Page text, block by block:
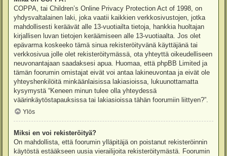
COPPA, tai Children’s Online Privacy Protection Act of 1998, on
yhdysvaltalainen laki, joka vaatii kaikkien verkkosivustojen, jotka
mahdollisesti keräävät alle 13-vuotiailta tietoja, hankkia huoltajan
kirjallisen luvan tietojen keräämiseen alle 13-vuotiaalta. Jos olet
epävarma koskeeko tämä sinua rekisteröityvänä käyttäjänä tai
verkkosivua jolle olet rekisteröitymässä, ota yhteyttä oikeudelliseen
neuvonantajaan saadaksesi apua. Huomaa, että phpBB Limited ja
tämän foorumin omistajat eivät voi antaa lakineuvontaa ja eivät ole
yhteyshenkilöitä minkäänlaisissa lakiasioissa, lukuunottamatta
kysymystä “Keneen minun tulee olla yhteydessä
väärinkäytöstapauksissa tai lakiasioissa tähän foorumiin liittyen?”.
Ylös
Miksi en voi rekisteröityä?
On mahdollista, että foorumin ylläpitäjä on poistanut rekisteröinnin
käytöstä estääkseen uusia vierailijoita rekisteröitymästä. Foorumin